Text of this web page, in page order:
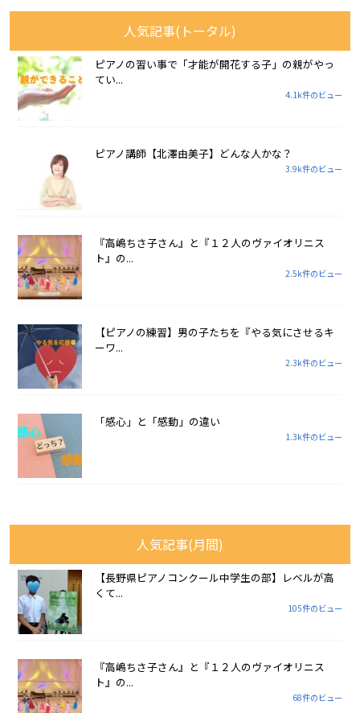
人気記事(トータル)
ピアノの習い事で「才能が開花する子」の親がやっ
てい...
4.1k件のビュー
ピアノ講師【北澤由美子】どんな人かな？
3.9k件のビュー
『高嶋ちさ子さん』と『１２人のヴァイオリニス
ト』の...
2.5k件のビュー
【ピアノの練習】男の子たちを『やる気にさせるキ
ーワ...
2.3k件のビュー
「感心」と「感動」の違い
1.3k件のビュー
人気記事(月間)
【長野県ピアノコンクール中学生の部】レベルが高
くて...
105件のビュー
『高嶋ちさ子さん』と『１２人のヴァイオリニス
ト』の...
68件のビュー